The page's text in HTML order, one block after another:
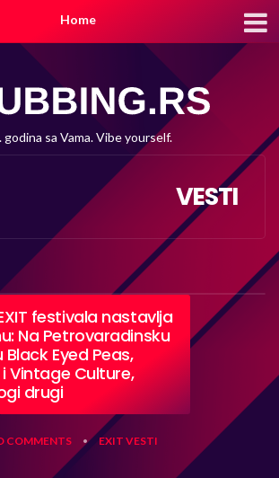
Home
godina sa Vama. Vibe yourself.
VESTI
festivala nastavlja
Na Petrovaradinsku
Eyed Peas,
Vintage Culture,
drugi
COMMENTS • EXIT VESTI